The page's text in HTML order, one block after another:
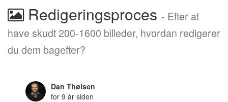
Redigeringsproces - Efter at
have skudt 200-1600 billeder, hvordan redigerer
du dem bagefter?
Dan Thøisen
for 9 år siden